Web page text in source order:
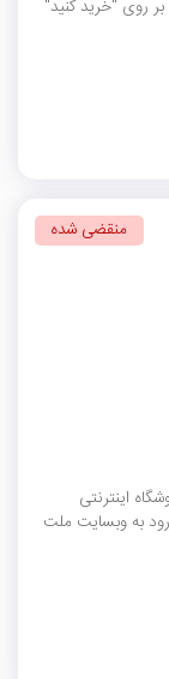
روی "خرید کنید"
وب، فروشگاه اینترنتی
به وبسایت ملت
منقضی شده